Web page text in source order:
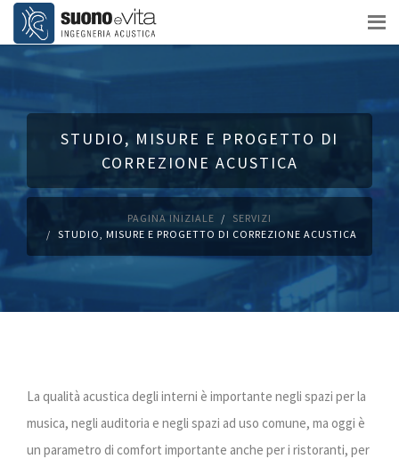
STUDIO, MISURE E PROGETTO DI
CORREZIONE ACUSTICA
PAGINA INIZIALE
SERVIZI
STUDIO, MISURE E PROGETTO DI CORREZIONE ACUSTICA
La qualità acustica degli interni è importante negli spazi per la
musica, negli auditoria e negli spazi ad uso comune, ma oggi è
un parametro di comfort importante anche per i ristoranti, per